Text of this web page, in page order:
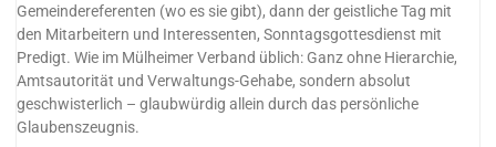
Gemeindereferenten (wo es sie gibt), dann der geistliche Tag mit
den Mitarbeitern und Interessenten, Sonntagsgottesdienst mit
Predigt. Wie im Mülheimer Verband üblich: Ganz ohne Hierarchie,
Amtsautorität und Verwaltungs-Gehabe, sondern absolut
geschwisterlich – glaubwürdig allein durch das persönliche
Glaubenszeugnis.